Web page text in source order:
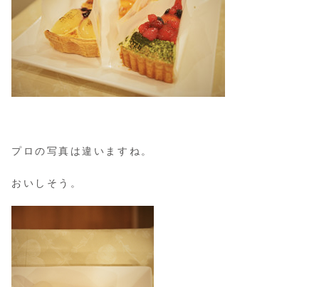
プロの写真は違いますね。
おいしそう。